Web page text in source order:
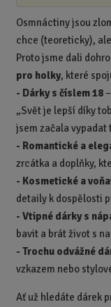
r
a
n
Osmnáctiny jsou
chce (teoreticky),
Proto jsme dali
pro holky, které
- Dárky s číslem 18–
„Svět je lepší díky
jsem začala vypadat
- Romantické a
zrcátka a doplňky,
- Kosmetické a
detaily k dospělosti
- Vtipné dárky s
bavit a brát život s
- Trochu odvážné
vzkazem nebo
Ať už hledáte dárek